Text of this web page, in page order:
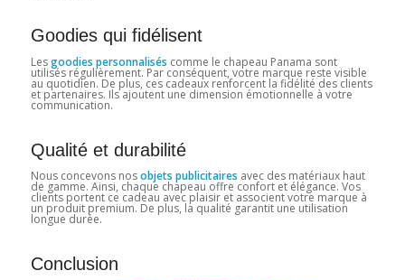
Goodies qui fidélisent
Lesgoodies personnalisés comme le chapeau Panama sont
utilisés régulièrement. Par conséquent, votre marque reste visible
au quotidien. De plus, ces cadeaux renforcent la fidélité des clients
et partenaires. Ils ajoutent une dimension émotionnelle à votre
communication.
Qualité et durabilité
Nous concevons nosobjets publicitaires avec des matériaux haut
de gamme. Ainsi, chaque chapeau offre confort et élégance. Vos
clients portent ce cadeau avec plaisir et associent votre marque à
un produit premium. De plus, la qualité garantit une utilisation
longue durée.
Conclusion